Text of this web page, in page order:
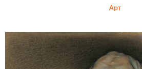
Арт